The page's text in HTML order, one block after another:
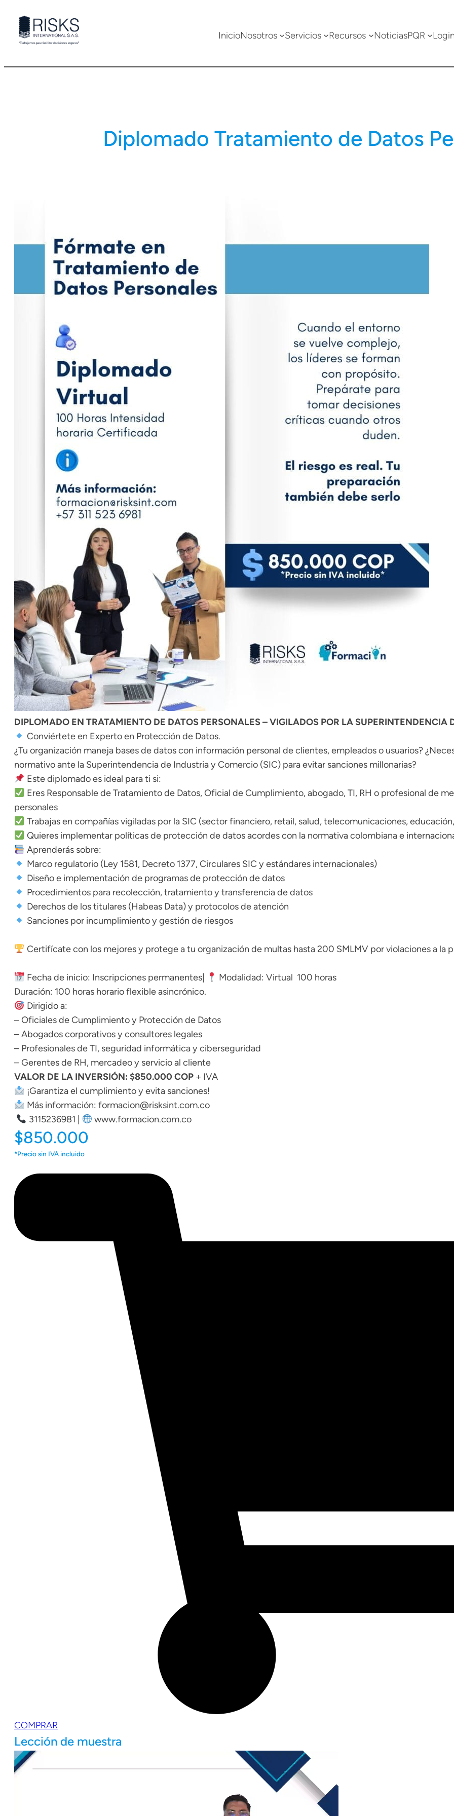
contenido
InicioNosotros Servicios Recursos NoticiasPQR Login
Diplomado Tratamiento de Datos
DIPLOMADO EN TRATAMIENTO DE DATOS PERSONALES – VIGILADOS POR LA SUPERINTENDENCIA
Conviértete en Experto en Protección de Datos.
¿Tu organización maneja bases de datos con información personal de clientes, empleados o usuarios?
normativo ante la Superintendencia de Industria y Comercio (SIC) para evitar sanciones millonarias?
Este diplomado es ideal para ti si:
Eres Responsable de Tratamiento de Datos, Oficial de Cumplimiento, abogado, TI, RH o profesional de
personales
Trabajas en compañías vigiladas por la SIC (sector financiero, retail, salud, telecomunicaciones,
Quieres implementar políticas de protección de datos acordes con la normativa colombiana e
Aprenderás sobre:
Marco regulatorio (Ley 1581, Decreto 1377, Circulares SIC y estándares internacionales)
Diseño e implementación de programas de protección de datos
Procedimientos para recolección, tratamiento y transferencia de datos
Derechos de los titulares (Habeas Data) y protocolos de atención
Sanciones por incumplimiento y gestión de riesgos
Certifícate con los mejores y protege a tu organización de multas hasta 200 SMLMV por violaciones a la
Fecha de inicio: Inscripciones permanentes|
Modalidad: Virtual 100 horas
Duración: 100 horas horario flexible asincrónico.
Dirigido a:
– Oficiales de Cumplimiento y Protección de Datos
– Abogados corporativos y consultores legales
– Profesionales de TI, seguridad informática y ciberseguridad
– Gerentes de RH, mercadeo y servicio al cliente
VALOR DE LA INVERSIÓN: $850.000 COP + IVA
¡Garantiza el cumplimiento y evita sanciones!
Más información: formacion@risksint.com.co
3115236981 |
www.formacion.com.co
$850.000
*Precio sin IVA incluido
COMPRAR
Lección de muestra
Reproductor
de